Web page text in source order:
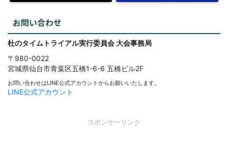
お問い合わせ
杜のタイムトライアル実行委員会 大会事務局
〒980-0022
宮城県仙台市青葉区五橋1-6-6 五橋ビル2F
お問い合わせはLINE公式アカウントからお願いいたします。
LINE公式アカウント
スポンサーリンク